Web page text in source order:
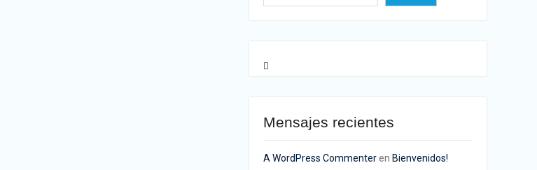
Mensajes recientes
A WordPress Commenteren Bienvenidos!